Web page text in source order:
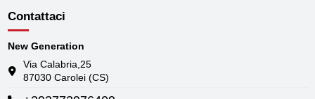
Contattaci
New Generation
Via Calabria,25
87030 Carolei (CS)